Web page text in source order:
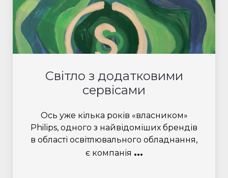
Світло з додатковими
сервісами
Ось уже кілька років «власником»
Philips, одного з найвідоміших брендів
в області освітлювального обладнання,
є компанія ...